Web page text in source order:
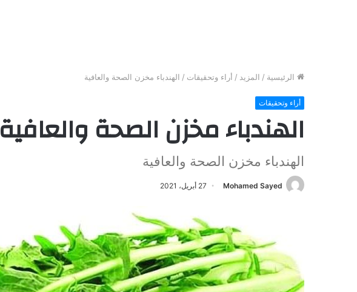
الرئيسية / المزيد / أراء وتحقيقات / الهندباء مخزن الصحة والعافية
أراء وتحقيقات
الهندباء مخزن الصحة والعافية
الهندباء مخزن الصحة والعافية
Mohamed Sayed 27 أبريل، 2021